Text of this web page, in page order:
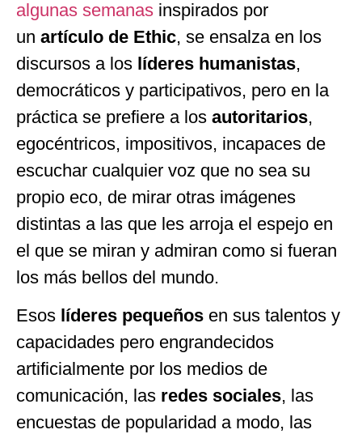
algunas semanas inspirados por
un artículo de Ethic, se ensalza en los
discursos a los líderes humanistas,
democráticos y participativos, pero en la
práctica se prefiere a los autoritarios,
egocéntricos, impositivos, incapaces de
escuchar cualquier voz que no sea su
propio eco, de mirar otras imágenes
distintas a las que les arroja el espejo en
el que se miran y admiran como si fueran
los más bellos del mundo.
Esos líderes pequeños en sus talentos y
capacidades pero engrandecidos
artificialmente por los medios de
comunicación, las redes sociales, las
encuestas de popularidad a modo, las